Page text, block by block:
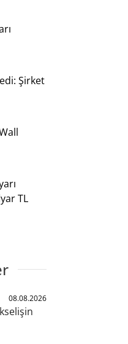
Şirket
TL
08.08.2026